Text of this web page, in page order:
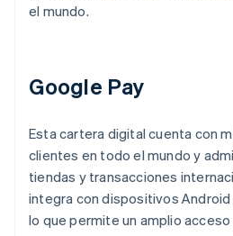
el mundo.
Google Pay
Esta cartera digital cuenta con
clientes en todo el mundo y
tiendas y transacciones
integra con dispositivos
lo que permite un amplio